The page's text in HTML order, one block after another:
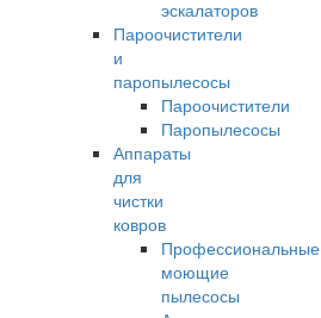
эскалаторов
Пароочистители
и
паропылесосы
Пароочистители
Паропылесосы
Аппараты
для
чистки
ковров
Профессиональные
моющие
пылесосы